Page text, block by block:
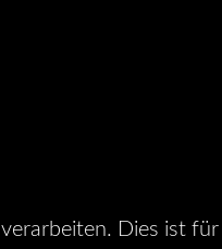
Dies ist